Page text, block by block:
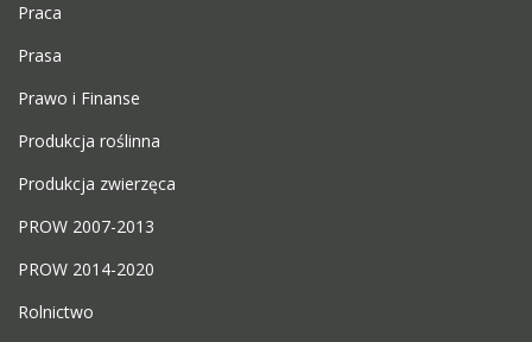
Praca
Prasa
Prawo i Finanse
Produkcja roślinna
Produkcja zwierzęca
PROW 2007-2013
PROW 2014-2020
Rolnictwo